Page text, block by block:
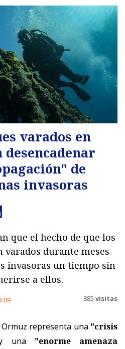
varados en
desencadenar
de
invasoras
que el hecho de que los
varados durante meses
invasoras un tiempo sin
a ellos.
885 visitas
representa una"crisis
una "enorme amenaza